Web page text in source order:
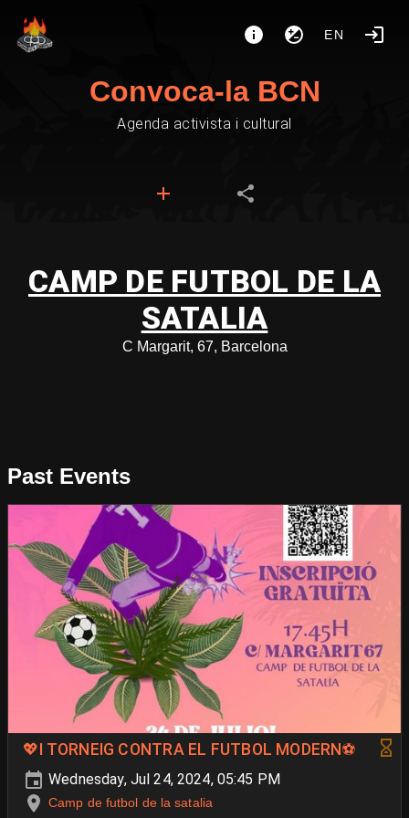
EN
Convoca-la BCN
Agenda activista i cultural
CAMP DE FUTBOL DE LA
SATALIA
C Margarit, 67, Barcelona
Past Events
💖I TORNEIG CONTRA EL FUTBOL MODERN⚽️
Wednesday, Jul 24, 2024, 05:45 PM
Camp de futbol de la satalia